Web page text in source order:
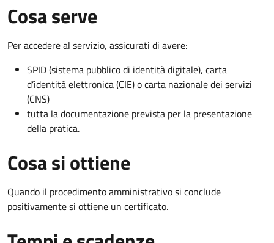
Cosa serve
Per accedere al servizio, assicurati di avere:
SPID (sistema pubblico di identità digitale), carta
d’identità elettronica (CIE) o carta nazionale dei servizi
(CNS)
tutta la documentazione prevista per la presentazione
della pratica.
Cosa si ottiene
Quando il procedimento amministrativo si conclude
positivamente si ottiene un certificato.